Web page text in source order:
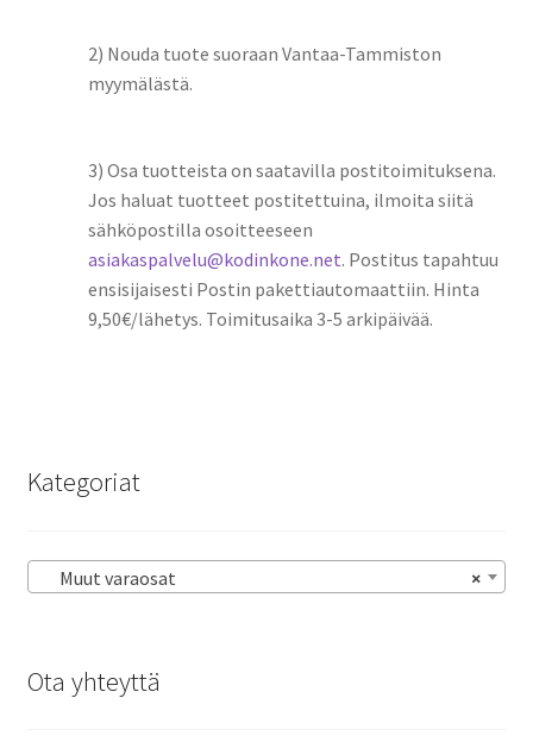
2) Nouda tuote suoraan Vantaa-Tammiston
myymälästä.
3) Osa tuotteista on saatavilla postitoimituksena.
Jos haluat tuotteet postitettuina, ilmoita siitä
sähköpostilla osoitteeseen
asiakaspalvelu@kodinkone.net. Postitus tapahtuu
ensisijaisesti Postin pakettiautomaattiin. Hinta
9,50€/lähetys. Toimitusaika 3-5 arkipäivää.
Kategoriat
×
Muut varaosat
Ota yhteyttä